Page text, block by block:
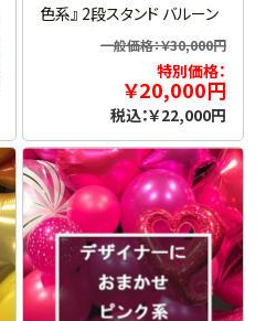
色系』 2段スタンド バルーン
一般価格：￥30,000円
特別価格：
￥20,000円
税込：￥22,000円